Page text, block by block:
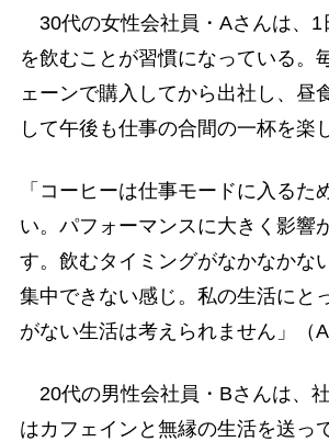
30代の女性会社員・Aさんは、1
を飲むことが習慣になっている。
ェーンで購入してから出社し、昼
して午後も仕事の合間の一杯を楽
「コーヒーは仕事モードに入るた
い。パフォーマンスに大きく影響
す。飲むタイミングがなかなかな
集中できない感じ。私の生活にと
がない生活は考えられません」（A
20代の男性会社員・Bさんは、
はカフェインと無縁の生活を送っ